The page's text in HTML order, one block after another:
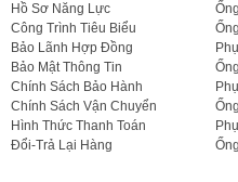
Hồ Sơ Năng Lực
Công Trình Tiêu Biểu
Bảo Lãnh Hợp Đồng
Bảo Mật Thông Tin
Chính Sách Bảo Hành
Chính Sách Vận Chuyển
Hình Thức Thanh Toán
Đổi-Trả Lại Hàng